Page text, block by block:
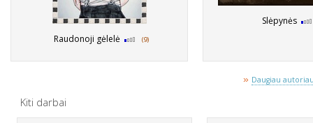
Raudonoji gėlelė (9)
Slėpynės
» Daugiau
Kiti darbai